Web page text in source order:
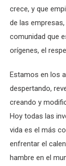
crece, y que
de las
comunidad que
orígenes, el
Estamos en los
despertando,
creando y
Hoy todas las
vida es el más
enfrentar el
hambre en el